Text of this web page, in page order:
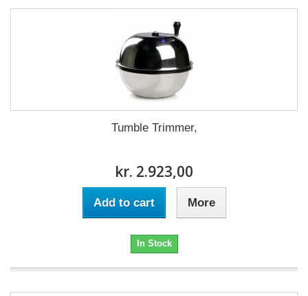
Tumble Trimmer,
kr. 2.923,00
Add to cart More
In Stock